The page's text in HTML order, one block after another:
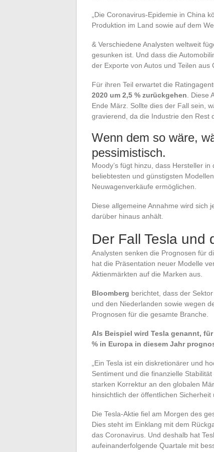
„Die Coronavirus-Epidemie in China
Produktion im Land sowie auf dem
& Verschiedene Analysten weltweit
gesunken ist. Und dass die
der Exporte von Autos und Teilen aus
Für ihren Teil erwartet die
2020 um 2,5 % zurückgehen .
Ende März. Sollte dies der Fall sein,
gravierend, da die Industrie den Rest
Wenn dem so wäre,
pessimistisch.
Moody’s fügt hinzu, dass Hersteller
beliebtesten und günstigsten
Neuwagenverkäufe ermöglichen.
Diese allgemeine Annahme wird sich
darüber hinaus anhält.
Der Fall Tesla und
Analysten senken die Prognosen für
hat die Präsentation neuer Modelle
Aktienmärkten auf die Marken aus.
Bloomberg berichtet, dass der
und den Niederlanden sowie wegen
Prognosen für die gesamte Branche.
Als Beispiel wird Tesla genannt,
% in Europa in diesem Jahr
„Ein Tesla ist ein diskretionärer und
Sentiment und die finanzielle
starken Korrektur an den globalen
hinsichtlich der öffentlichen
Die Tesla-Aktie fiel am Morgen des
Dies steht im Einklang mit dem
das Coronavirus. Und deshalb hat
aufeinanderfolgende Quartale mit